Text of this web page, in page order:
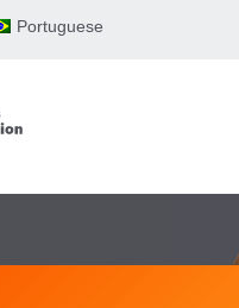
Portuguese